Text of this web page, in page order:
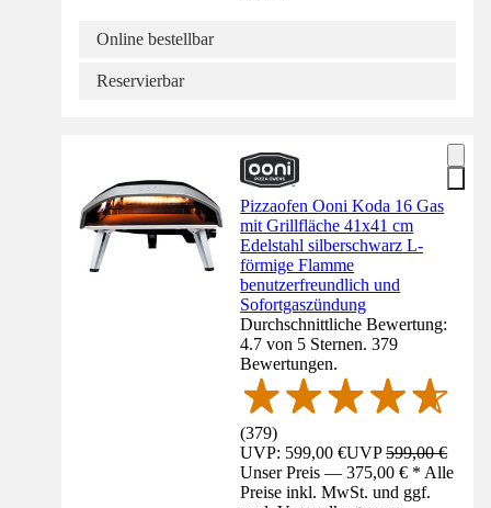
Online bestellbar
Reservierbar
Pizzaofen Ooni Koda 16 Gas
mit Grillfläche 41x41 cm
Edelstahl silberschwarz L-
förmige Flamme
benutzerfreundlich und
Sofortgaszündung
Durchschnittliche Bewertung:
4.7 von 5 Sternen. 379
Bewertungen.
(379)
UVP: 599,00 €UVP599,00 €
Unser Preis — 375,00 € * Alle
Preise inkl. MwSt. und ggf.